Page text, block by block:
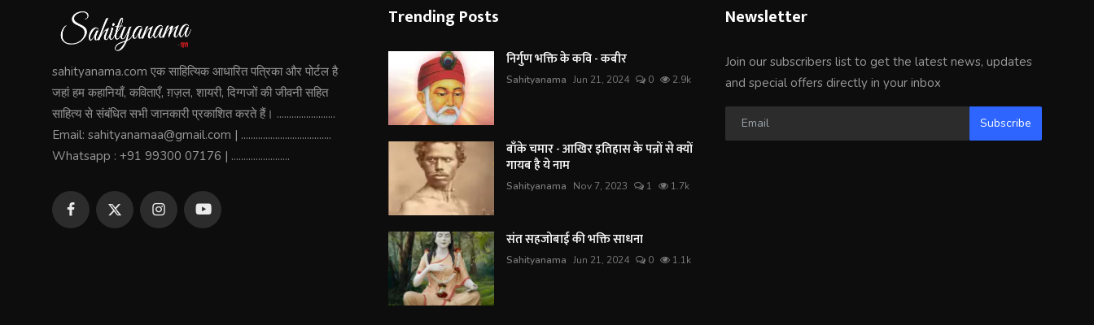
sahityanama.com एक साहित्यिक आधारित पत्रिका और पोर्टल है
जहां हम कहानियाँ, कविताएँ, ग़ज़ल, शायरी, दिग्गजों की जीवनी सहित
साहित्य से संबंधित सभी जानकारी प्रकाशित करते हैं। ........................
Email: sahityanamaa@gmail.com | .....................................
Whatsapp : +91 99300 07176 | ........................
Trending Posts
निर्गुण भक्ति के कवि - कबीर
Sahityanama Jun 21, 2024 0 2.9k
बाँके चमार - आखिर इतिहास के पन्नों से क्यों
गायब है ये नाम
Sahityanama Nov 7, 2023 1 1.7k
संत सहजोबाई की भक्ति साधना
Sahityanama Jun 21, 2024 0 1.1k
Newsletter
Join our subscribers list to get the latest news, updates
and special offers directly in your inbox
Subscribe